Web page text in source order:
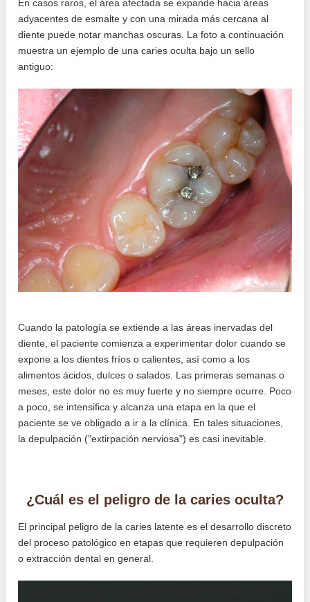
En casos raros, el área afectada se expande hacia áreas
adyacentes de esmalte y con una mirada más cercana al
diente puede notar manchas oscuras. La foto a continuación
muestra un ejemplo de una caries oculta bajo un sello
antiguo:
Cuando la patología se extiende a las áreas inervadas del
diente, el paciente comienza a experimentar dolor cuando se
expone a los dientes fríos o calientes, así como a los
alimentos ácidos, dulces o salados. Las primeras semanas o
meses, este dolor no es muy fuerte y no siempre ocurre. Poco
a poco, se intensifica y alcanza una etapa en la que el
paciente se ve obligado a ir a la clínica. En tales situaciones,
la depulpación ("extirpación nerviosa") es casi inevitable.
¿Cuál es el peligro de la caries oculta?
El principal peligro de la caries latente es el desarrollo discreto
del proceso patológico en etapas que requieren depulpación
o extracción dental en general.